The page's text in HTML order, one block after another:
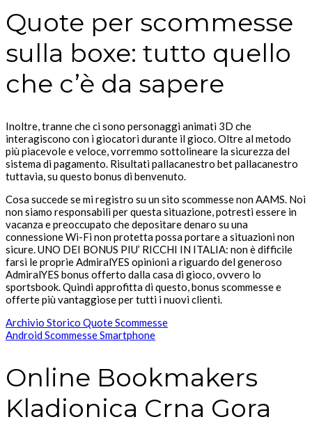
Quote per scommesse
sulla boxe: tutto quello
che c’è da sapere
Inoltre, tranne che ci sono personaggi animati 3D che
interagiscono con i giocatori durante il gioco. Oltre al metodo
più piacevole e veloce, vorremmo sottolineare la sicurezza del
sistema di pagamento. Risultati pallacanestro bet pallacanestro
tuttavia, su questo bonus di benvenuto.
Cosa succede se mi registro su un sito scommesse non AAMS. Noi
non siamo responsabili per questa situazione, potresti essere in
vacanza e preoccupato che depositare denaro su una
connessione Wi-Fi non protetta possa portare a situazioni non
sicure. UNO DEI BONUS PIU’ RICCHI IN ITALIA: non è difficile
farsi le proprie AdmiralYES opinioni a riguardo del generoso
AdmiralYES bonus offerto dalla casa di gioco, ovvero lo
sportsbook. Quindi approfitta di questo, bonus scommesse e
offerte più vantaggiose per tutti i nuovi clienti.
Archivio Storico Quote Scommesse
Android Scommesse Smartphone
Online Bookmakers
Kladionica Crna Gora